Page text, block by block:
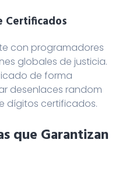
Certificados
con programadores
globales de justicia.
de forma
desenlaces random
dígitos certificados.
que Garantizan